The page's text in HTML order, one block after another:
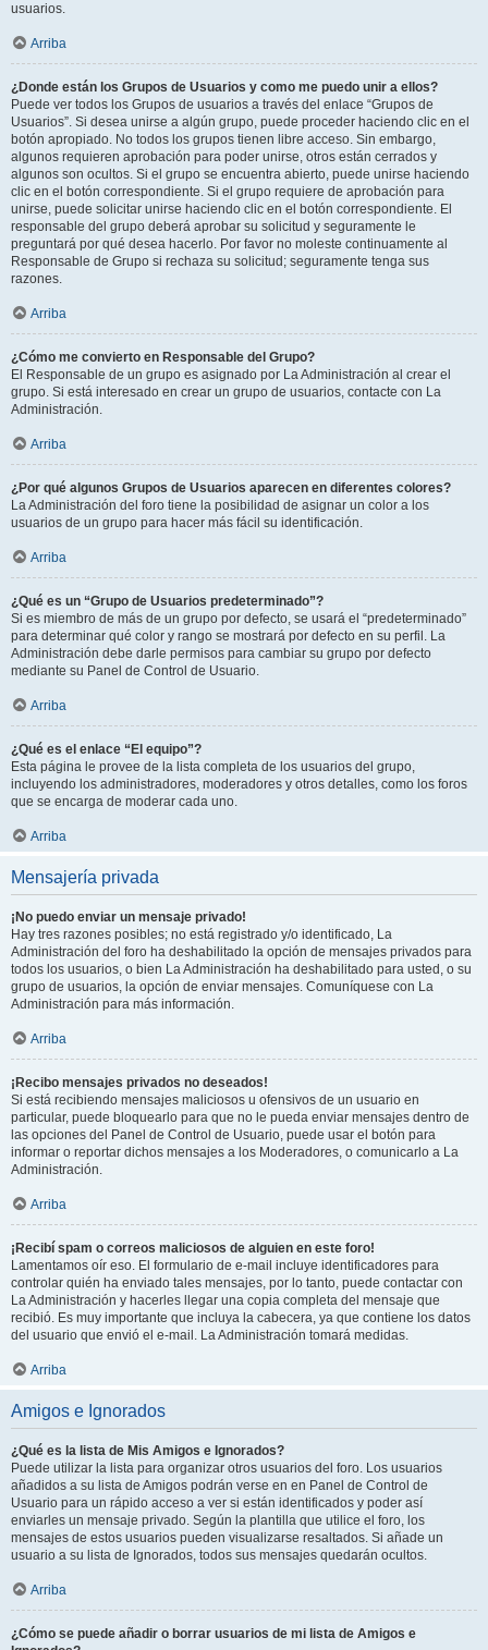
usuarios.
Arriba
¿Donde están los Grupos de Usuarios y como me puedo unir a ellos?
Puede ver todos los Grupos de usuarios a través del enlace “Grupos de
Usuarios”. Si desea unirse a algún grupo, puede proceder haciendo clic en el
botón apropiado. No todos los grupos tienen libre acceso. Sin embargo,
algunos requieren aprobación para poder unirse, otros están cerrados y
algunos son ocultos. Si el grupo se encuentra abierto, puede unirse haciendo
clic en el botón correspondiente. Si el grupo requiere de aprobación para
unirse, puede solicitar unirse haciendo clic en el botón correspondiente. El
responsable del grupo deberá aprobar su solicitud y seguramente le
preguntará por qué desea hacerlo. Por favor no moleste continuamente al
Responsable de Grupo si rechaza su solicitud; seguramente tenga sus
razones.
Arriba
¿Cómo me convierto en Responsable del Grupo?
El Responsable de un grupo es asignado por La Administración al crear el
grupo. Si está interesado en crear un grupo de usuarios, contacte con La
Administración.
Arriba
¿Por qué algunos Grupos de Usuarios aparecen en diferentes colores?
La Administración del foro tiene la posibilidad de asignar un color a los
usuarios de un grupo para hacer más fácil su identificación.
Arriba
¿Qué es un “Grupo de Usuarios predeterminado”?
Si es miembro de más de un grupo por defecto, se usará el “predeterminado”
para determinar qué color y rango se mostrará por defecto en su perfil. La
Administración debe darle permisos para cambiar su grupo por defecto
mediante su Panel de Control de Usuario.
Arriba
¿Qué es el enlace “El equipo”?
Esta página le provee de la lista completa de los usuarios del grupo,
incluyendo los administradores, moderadores y otros detalles, como los foros
que se encarga de moderar cada uno.
Arriba
Mensajería privada
¡No puedo enviar un mensaje privado!
Hay tres razones posibles; no está registrado y/o identificado, La
Administración del foro ha deshabilitado la opción de mensajes privados para
todos los usuarios, o bien La Administración ha deshabilitado para usted, o su
grupo de usuarios, la opción de enviar mensajes. Comuníquese con La
Administración para más información.
Arriba
¡Recibo mensajes privados no deseados!
Si está recibiendo mensajes maliciosos u ofensivos de un usuario en
particular, puede bloquearlo para que no le pueda enviar mensajes dentro de
las opciones del Panel de Control de Usuario, puede usar el botón para
informar o reportar dichos mensajes a los Moderadores, o comunicarlo a La
Administración.
Arriba
¡Recibí spam o correos maliciosos de alguien en este foro!
Lamentamos oír eso. El formulario de e-mail incluye identificadores para
controlar quién ha enviado tales mensajes, por lo tanto, puede contactar con
La Administración y hacerles llegar una copia completa del mensaje que
recibió. Es muy importante que incluya la cabecera, ya que contiene los datos
del usuario que envió el e-mail. La Administración tomará medidas.
Arriba
Amigos e Ignorados
¿Qué es la lista de Mis Amigos e Ignorados?
Puede utilizar la lista para organizar otros usuarios del foro. Los usuarios
añadidos a su lista de Amigos podrán verse en en Panel de Control de
Usuario para un rápido acceso a ver si están identificados y poder así
enviarles un mensaje privado. Según la plantilla que utilice el foro, los
mensajes de estos usuarios pueden visualizarse resaltados. Si añade un
usuario a su lista de Ignorados, todos sus mensajes quedarán ocultos.
Arriba
¿Cómo se puede añadir o borrar usuarios de mi lista de Amigos e